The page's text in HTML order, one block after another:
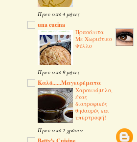
Πριν από 4 μήνες
una cucina
Πρασόπιτα
Με Χωριάτικο
Φύλλο
Πριν από 9 μήνες
Καλό......Μαγειρέματα
Χαρουπόμελο,
ένας
διατροφικός
θησαυρός και
υπερτροφή!
Πριν από 2 χρόνια